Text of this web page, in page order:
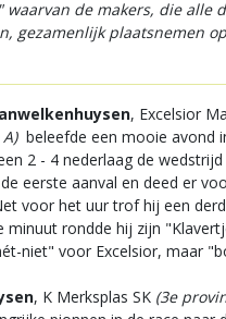
waarvan de makers, die alle
gezamenlijk plaatsnemen
, Excelsior
beleefde een mooie avond
2 - 4 nederlaag de
eerste aanval en deed er
voor het uur trof hij een
minuut rondde hij zijn
niet" voor Excelsior, maar
, K Merksplas SK (3e